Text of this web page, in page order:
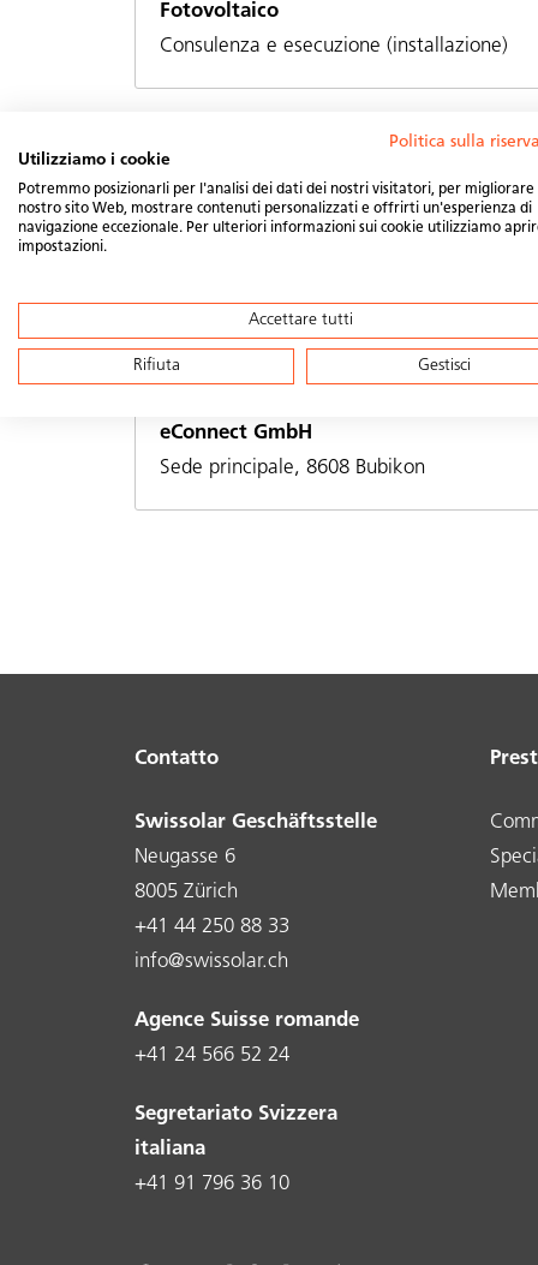
Fotovoltaico
Consulenza e esecuzione (installazione)
Services
Luogo/i
eConnect GmbH
Sede principale, 8608 Bubikon
Contatto
Swissolar Geschäftsstelle
Neugasse 6
8005 Zürich
+41 44 250 88 33
info@swissolar.ch
Agence Suisse romande
+41 24 566 52 24
Segretariato Svizzera
italiana
+41 91 796 36 10
Politica sulla
Utilizziamo i cookie
Potremmo posizionarli per l'analisi dei dati dei nostri visitatori, per migliorare
nostro sito Web, mostrare contenuti personalizzati e offrirti un'esperienza di
navigazione eccezionale. Per ulteriori informazioni sui cookie utilizziamo
impostazioni.
Accettare tutti
Rifiuta Gestisci